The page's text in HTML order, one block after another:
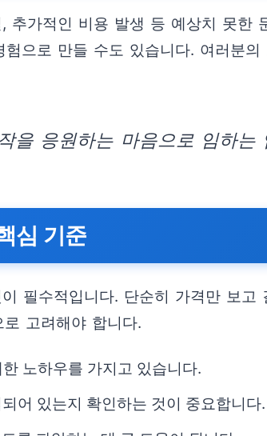
가적인 비용 발생 등 예상치 못한
으로 만들 수도 있습니다. 여러분
을 응원하는 마음으로 임하는
심 기준
필수적입니다. 단순히 가격만 보
고려해야 합니다.
노하우를 가지고 있습니다.
어 있는지 확인하는 것이 중요합니다.